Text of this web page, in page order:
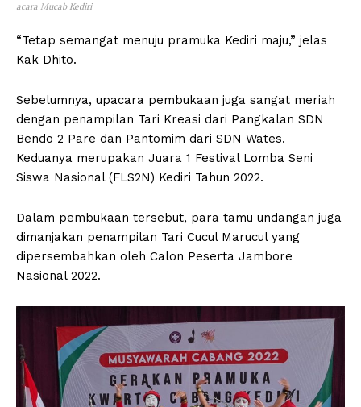
acara Mucab Kediri
“Tetap semangat menuju pramuka Kediri maju,” jelas
Kak Dhito.
Sebelumnya, upacara pembukaan juga sangat meriah
dengan penampilan Tari Kreasi dari Pangkalan SDN
Bendo 2 Pare dan Pantomim dari SDN Wates.
Keduanya merupakan Juara 1 Festival Lomba Seni
Siswa Nasional (FLS2N) Kediri Tahun 2022.
Dalam pembukaan tersebut, para tamu undangan juga
dimanjakan penampilan Tari Cucul Marucul yang
dipersembahkan oleh Calon Peserta Jambore
Nasional 2022.